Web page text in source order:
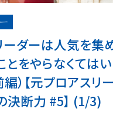
ーダーは人気を集
とをやらなくては
）【元プロアスリ
決断力 #5】 (1/3)